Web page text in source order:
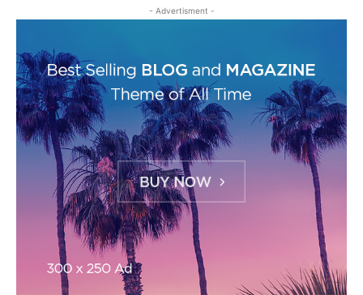
- Advertisment -